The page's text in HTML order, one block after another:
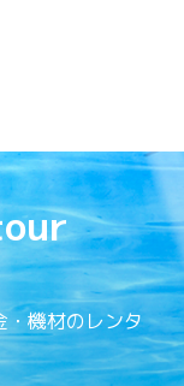
・機材のレンタ